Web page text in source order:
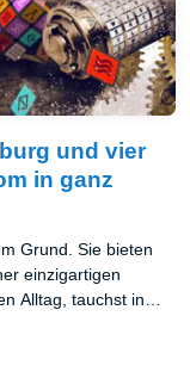
und vier
in ganz
Grund. Sie bieten
einzigartigen
Alltag, tauchst in
längst nicht